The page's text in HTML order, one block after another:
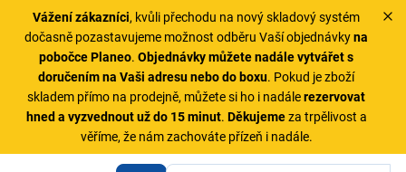
Vážení zákazníci, kvůli přechodu na nový skladový systém
dočasně pozastavujeme možnost odběru Vaší objednávkyna
pobočce Planeo.Objednávky můžete nadále vytvářet s
doručením na Vaši adresu nebo do boxu. Pokud je zboží
skladem přímo na prodejně, můžete si ho i nadálerezervovat
hned a vyzvednout už do 15 minut. Děkujemeza trpělivost a
věříme, že nám zachováte přízeň i nadále.